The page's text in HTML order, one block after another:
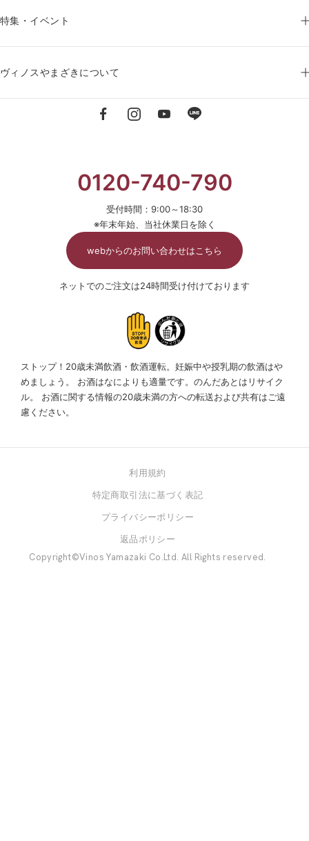
特集・イベント
ヴィノスやまざきについて
0120-740-790
受付時間：9:00～18:30
※年末年始、当社休業日を除く
webからのお問い合わせはこちら
ネットでのご注文は24時間受け付けております
ストップ！20歳未満飲酒・飲酒運転。妊娠中や授乳期の飲酒はや
めましょう。
お酒はなによりも適量です。のんだあとはリサイク
ル。
お酒に関する情報の20歳未満の方への転送および共有はご遠
慮ください。
Copyright©Vinos Yamazaki Co.Ltd. All Rights reserved.
利用規約
特定商取引法に基づく表記
プライバシーポリシー
返品ポリシー